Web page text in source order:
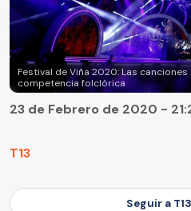
Festival de Viña 2020: Las
competencia folclórica
T13
23 de Febrero de 2020 -
Seguir a